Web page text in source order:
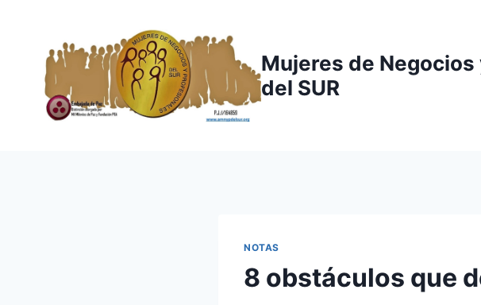
contenido
Mujeres de
del SUR
NOTAS
8 obstáculos que